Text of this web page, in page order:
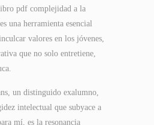
pdf complejidad a la
una herramienta esencial
valores en los jóvenes,
que no solo entretiene,
un distinguido exalumno,
intelectual que subyace a
mí, es la resonancia